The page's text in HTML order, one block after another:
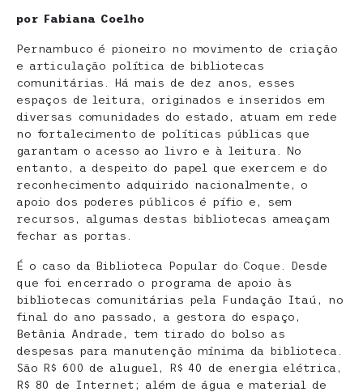
por Fabiana Coelho
Pernambuco é pioneiro no movimento de criação
e articulação política de bibliotecas
comunitárias. Há mais de dez anos, esses
espaços de leitura, originados e inseridos em
diversas comunidades do estado, atuam em rede
no fortalecimento de políticas públicas que
garantam o acesso ao livro e à leitura. No
entanto, a despeito do papel que exercem e do
reconhecimento adquirido nacionalmente, o
apoio dos poderes públicos é pífio e, sem
recursos, algumas destas bibliotecas ameaçam
fechar as portas.
É o caso da Biblioteca Popular do Coque. Desde
que foi encerrado o programa de apoio às
bibliotecas comunitárias pela Fundação Itaú, no
final do ano passado, a gestora do espaço,
Betânia Andrade, tem tirado do bolso as
despesas para manutenção mínima da biblioteca.
São R$ 600 de aluguel, R$ 40 de energia elétrica,
R$ 80 de Internet; além de água e material de